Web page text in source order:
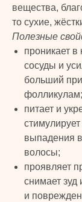
вещества,
то сухие,
Полезные
проникает
сосуды и
больший
фолликулам;
питает и
выпадения
волосы;
проявляет
снимает зуд
и